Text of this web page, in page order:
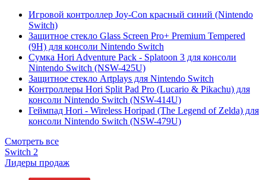
Игровой контроллер Joy-Con красный синий (Nintendo
Switch)
Защитное стекло Glass Screen Pro+ Premium Tempered
(9H) для консоли Nintendo Switch
Сумка Hori Adventure Pack - Splatoon 3 для консоли
Nintendo Switch (NSW-425U)
Защитное стекло Artplays для Nintendo Switch
Контроллеры Hori Split Pad Pro (Lucario & Pikachu) для
консоли Nintendo Switch (NSW-414U)
Геймпад Hori - Wireless Horipad (The Legend of Zelda) для
консоли Nintendo Switch (NSW-479U)
Смотреть все
Switch 2
Лидеры продаж